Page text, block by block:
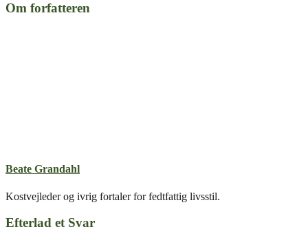
Om forfatteren
Beate Grandahl
Kostvejleder og ivrig fortaler for fedtfattig livsstil.
Efterlad et Svar